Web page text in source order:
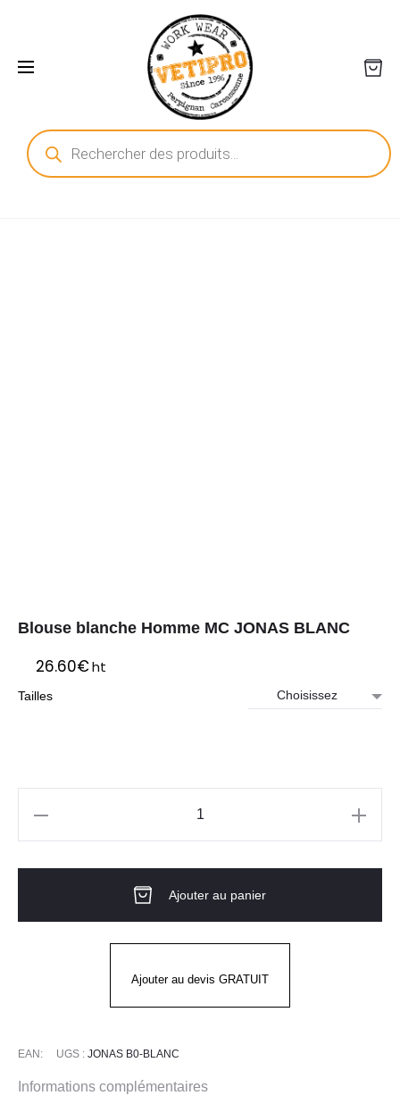
Recherche
de
produits
Blouse blanche Homme MC JONAS BLANC
26.60€ht
Tailles
Homme
Ajouter au panier
Ajouter au devis GRATUIT
EAN: UGS : JONAS B0-BLANC
Informations complémentaires